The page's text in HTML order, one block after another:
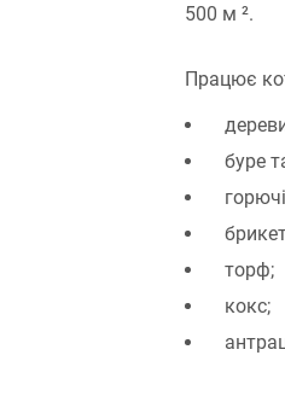
500 м ².
Працює
буре
торф;
кокс;